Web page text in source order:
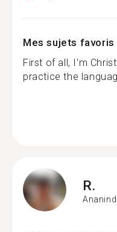
Mes sujets favoris
First of all, I'm
practice the
R.